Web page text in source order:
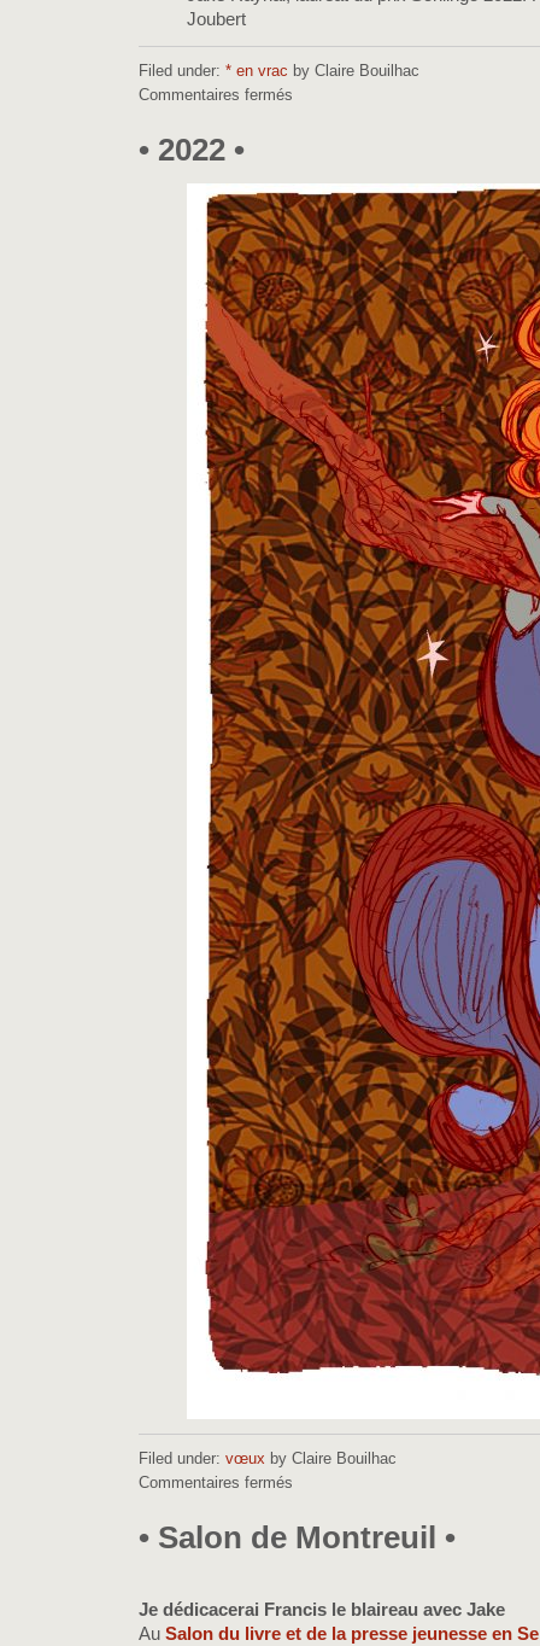
Joubert
Filed under: * en vrac by Claire Bouilhac
Commentaires fermés
•
• 2022 •
Filed under: vœux by Claire Bouilhac
Commentaires fermés
• Salon de Montreuil •
Je dédicacerai Francis le blaireau avec Jake
Au Salon du livre et de la presse jeunesse en